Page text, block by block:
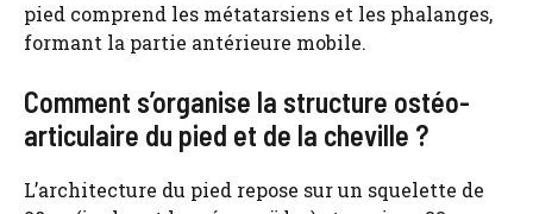
pied comprend les métatarsiens et les phalanges,
formant la partie antérieure mobile.
Comment s’organise la structure ostéo-
articulaire du pied et de la cheville ?
L’architecture du pied repose sur un squelette de